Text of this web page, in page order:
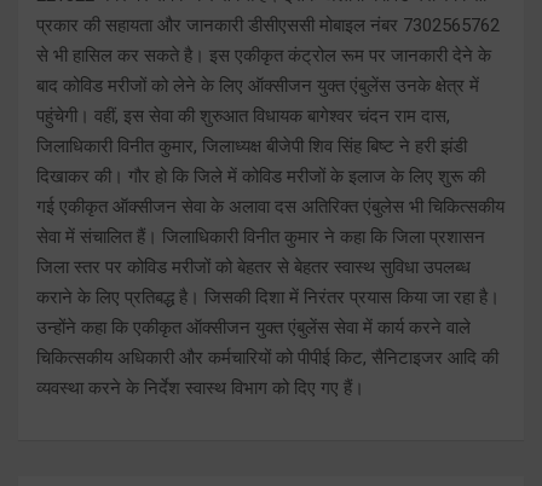
प्रकार की सहायता और जानकारी डीसीएससी मोबाइल नंबर 7302565762
से भी हासिल कर सकते है। इस एकीकृत कंट्रोल रूम पर जानकारी देने के
बाद कोविड मरीजों को लेने के लिए ऑक्सीजन युक्त एंबुलेंस उनके क्षेत्र में
पहुंचेगी। वहीं, इस सेवा की शुरुआत विधायक बागेश्वर चंदन राम दास,
जिलाधिकारी विनीत कुमार, जिलाध्यक्ष बीजेपी शिव सिंह बिष्ट ने हरी झंडी
दिखाकर की। गौर हो कि जिले में कोविड मरीजों के इलाज के लिए शुरू की
गई एकीकृत ऑक्सीजन सेवा के अलावा दस अतिरिक्त एंबुलेस भी चिकित्सकीय
सेवा में संचालित हैं। जिलाधिकारी विनीत कुमार ने कहा कि जिला प्रशासन
जिला स्तर पर कोविड मरीजों को बेहतर से बेहतर स्वास्थ सुविधा उपलब्ध
कराने के लिए प्रतिबद्ध है। जिसकी दिशा में निरंतर प्रयास किया जा रहा है।
उन्होंने कहा कि एकीकृत ऑक्सीजन युक्त एंबुलेंस सेवा में कार्य करने वाले
चिकित्सकीय अधिकारी और कर्मचारियों को पीपीई किट, सैनिटाइजर आदि की
व्यवस्था करने के निर्देश स्वास्थ विभाग को दिए गए हैं।